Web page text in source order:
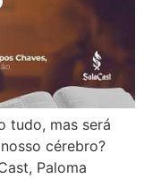
tudo, mas será
cérebro?
Paloma